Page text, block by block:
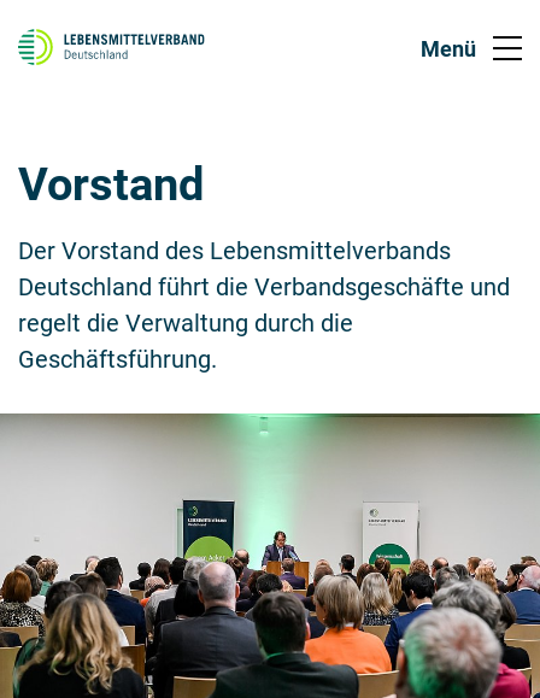
Vorstand
Der Vorstand des Lebensmittelverbands
Deutschland führt die Verbandsgeschäfte und
regelt die Verwaltung durch die
Geschäftsführung.